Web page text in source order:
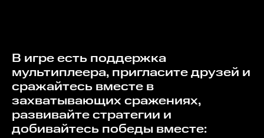
В игре есть поддержка
мультиплеера, пригласите друзей и
сражайтесь вместе в
захватывающих сражениях,
развивайте стратегии и
добивайтесь победы вместе: